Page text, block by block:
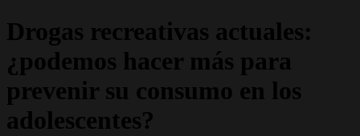
Drogas recreativas actuales:
¿podemos hacer más para
prevenir su consumo en los
adolescentes?